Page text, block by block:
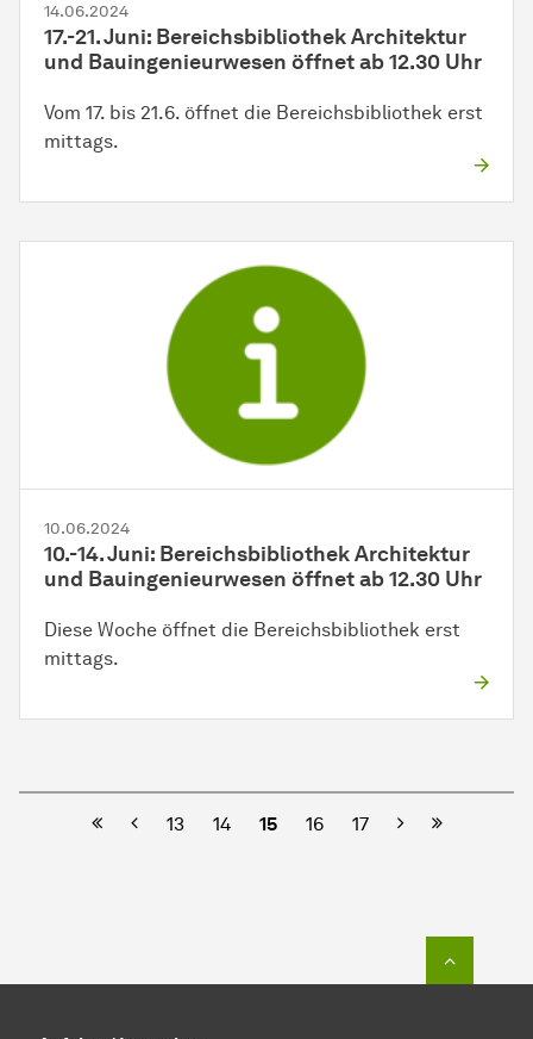
14.06.2024
17.-21. Juni: Bereichsbibliothek Architektur
und Bauingenieurwesen öffnet ab 12.30 Uhr
Vom 17. bis 21.6. öffnet die Bereichsbibliothek erst
mittags.
10.06.2024
10.-14. Juni: Bereichsbibliothek Architektur
und Bauingenieurwesen öffnet ab 12.30 Uhr
Diese Woche öffnet die Bereichsbibliothek erst
mittags.
Vorherige
13 14 15 16 17 Nächste